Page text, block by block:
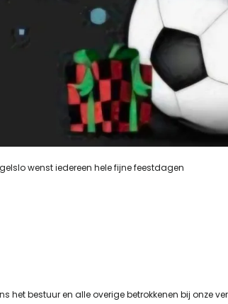
wenst iedereen hele fijne feestdagen
het bestuur en alle overige betrokkenen bij onze